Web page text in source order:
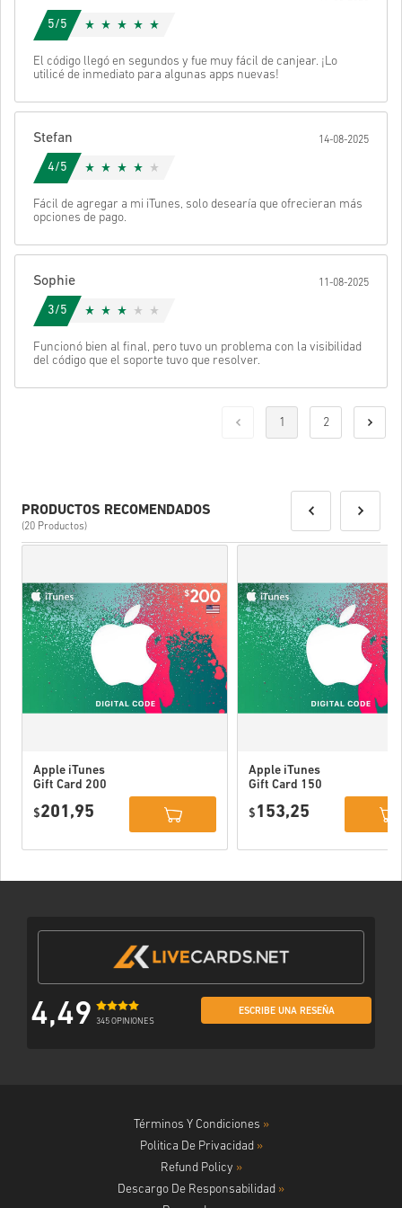
5/5
El código llegó en segundos y fue muy fácil de canjear. ¡Lo
utilicé de inmediato para algunas apps nuevas!
Stefan 14-08-2025
4/5
Fácil de agregar a mi iTunes, solo desearía que ofrecieran más
opciones de pago.
Sophie 11-08-2025
3/5
Funcionó bien al final, pero tuvo un problema con la visibilidad
del código que el soporte tuvo que resolver.
1 2
PRODUCTOS RECOMENDADOS
(20 Productos)
Apple iTunes
Gift Card 200
$201,95
Apple iTunes
Gift Card 150
$ 153,25
4,49 345 OPINIONES
ESCRIBE UNA RESEÑA
Términos Y Condiciones »
Politica De Privacidad »
Refund Policy »
Descargo De Responsabilidad »